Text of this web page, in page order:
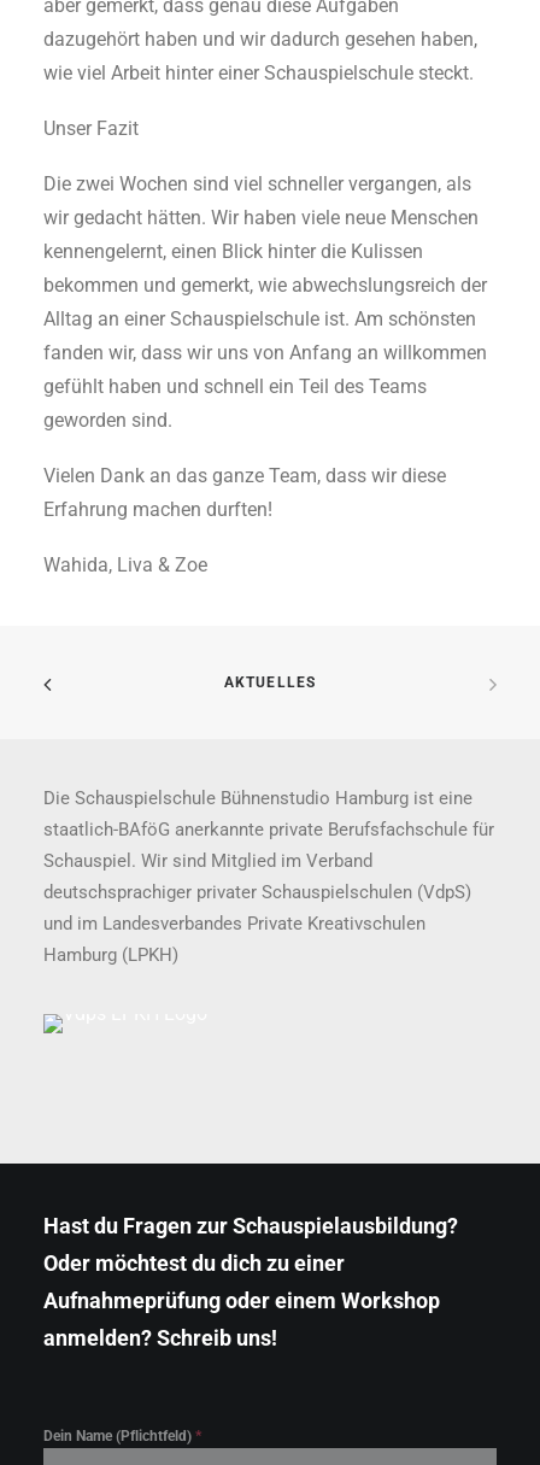
aber gemerkt, dass genau diese Aufgaben
dazugehört haben und wir dadurch gesehen haben,
wie viel Arbeit hinter einer Schauspielschule steckt.
Unser Fazit
Die zwei Wochen sind viel schneller vergangen, als
wir gedacht hätten. Wir haben viele neue Menschen
kennengelernt, einen Blick hinter die Kulissen
bekommen und gemerkt, wie abwechslungsreich der
Alltag an einer Schauspielschule ist. Am schönsten
fanden wir, dass wir uns von Anfang an willkommen
gefühlt haben und schnell ein Teil des Teams
geworden sind.
Vielen Dank an das ganze Team, dass wir diese
Erfahrung machen durften!
Wahida, Liva & Zoe
AKTUELLES
Die Schauspielschule Bühnenstudio Hamburg ist eine
staatlich-BAföG anerkannte private Berufsfachschule für
Schauspiel. Wir sind Mitglied im Verband
deutschsprachiger privater Schauspielschulen (VdpS)
und im Landesverbandes Private Kreativschulen
Hamburg (LPKH)
Hast du Fragen zur Schauspielausbildung?
Oder möchtest du dich zu einer
Aufnahmeprüfung oder einem Workshop
anmelden? Schreib uns!
Dein Name (Pflichtfeld) *